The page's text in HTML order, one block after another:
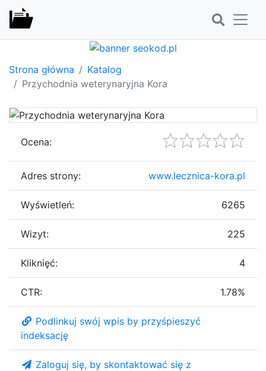
Strona główna
Katalog
Przychodnia weterynaryjna Kora
Ocena:
Adres strony: www.lecznica-kora.pl
Wyświetleń: 6265
Wizyt: 225
Kliknięć: 4
CTR: 1.78%
Podlinkuj swój wpis by przyśpieszyć
indeksację
Zaloguj się, by skontaktować się z